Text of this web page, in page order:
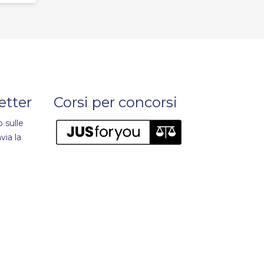
sulle
la
Corsi per concorsi